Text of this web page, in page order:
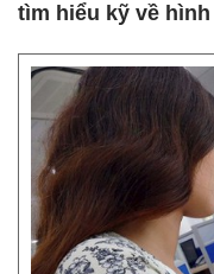
tìm hiểu kỹ về